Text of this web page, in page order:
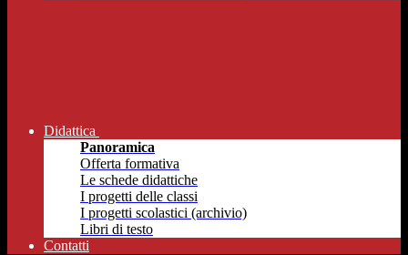
Didattica
Panoramica
Offerta formativa
Le schede didattiche
I progetti delle classi
I progetti scolastici (archivio)
Libri di testo
Contatti